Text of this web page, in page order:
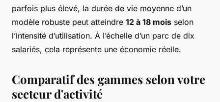
parfois plus élevé, la durée de vie moyenne d’un
modèle robuste peut atteindre 12 à 18 mois selon
l’intensité d’utilisation. À l’échelle d’un parc de dix
salariés, cela représente une économie réelle.
Comparatif des gammes selon votre
secteur d'activité